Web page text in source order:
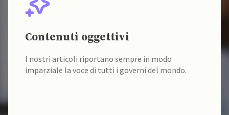
Contenuti oggettivi
I nostri articoli riportano sempre in modo
imparziale la voce di tutti i governi del mondo.